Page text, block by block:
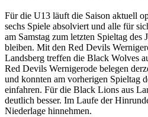
Für die U13 läuft die Saison aktuell
sechs Spiele absolviert und alle für
am Samstag zum letzten Spieltag des
bleiben. Mit den Red Devils
Landsberg treffen die Black Wolves
Red Devils Wernigerode belegen
und konnten am vorherigen Spieltag
einfahren. Für die Black Lions aus
deutlich besser. Im Laufe der
Niederlage hinnehmen.